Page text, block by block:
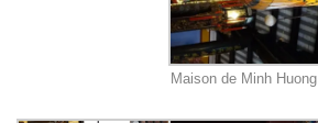
Maison de Minh Huong